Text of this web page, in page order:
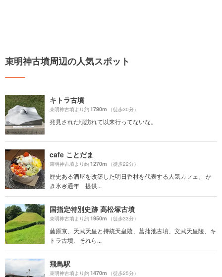
束明神古墳周辺の人気スポット
キトラ古墳
束明神古墳より約1790m （徒歩30分）
発見された頃訪れて以来行ってないな。
cafe ことだま
束明神古墳より約1270m （徒歩22分）
歴史ある酒屋を改築した明日香村を代表する人気カフェ。 か
き氷🍧通年 提供...
国指定特別史跡 高松塚古墳
束明神古墳より約1950m （徒歩33分）
藤原京、天武天皇と持統天皇陵、菖蒲池古墳、文武天皇陵、キ
トラ古墳、それら...
飛鳥駅
束明神古墳より約1470m （徒歩25分）